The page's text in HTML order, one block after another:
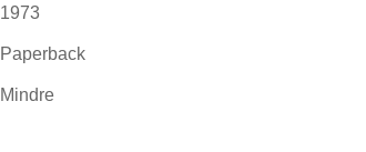
1973
Paperback
Mindre